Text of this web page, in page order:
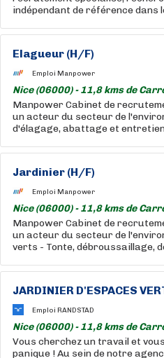
indépendant de référence dans
Elagueur (H/F)
Emploi Manpower
Nice (06000) - 11,8 kms de
Manpower Cabinet de
un acteur du secteur de
d'élagage, abattage et
Jardinier (H/F)
Emploi Manpower
Nice (06000) - 11,8 kms de
Manpower Cabinet de
un acteur du secteur de
verts - Tonte, débroussaillage,
JARDINIER D'ESPACES
Emploi RANDSTAD
Nice (06000) - 11,8 kms de
Vous cherchez un travail et
panique ! Au sein de notre